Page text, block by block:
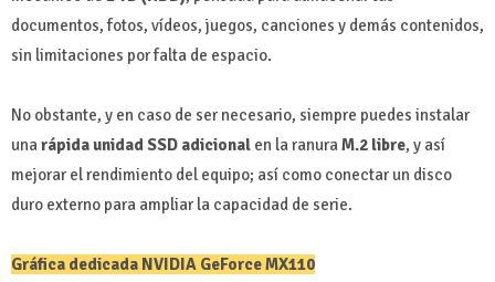
documentos, fotos, vídeos, juegos, canciones y demás contenidos,
sin limitaciones por falta de espacio.
No obstante, y en caso de ser necesario, siempre puedes instalar
unarápida unidad SSD adicional en la ranuraM.2 libre, y así
mejorar el rendimiento del equipo; así como conectar un disco
duro externo para ampliar la capacidad de serie.
Gráfica dedicada NVIDIA GeForce MX110